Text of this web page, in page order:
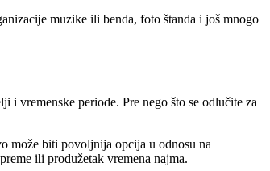
muzike ili benda, foto štanda i još mnogo
i vremenske periode. Pre nego što se odlučite za
može biti povoljnija opcija u odnosu na
ili produžetak vremena najma.